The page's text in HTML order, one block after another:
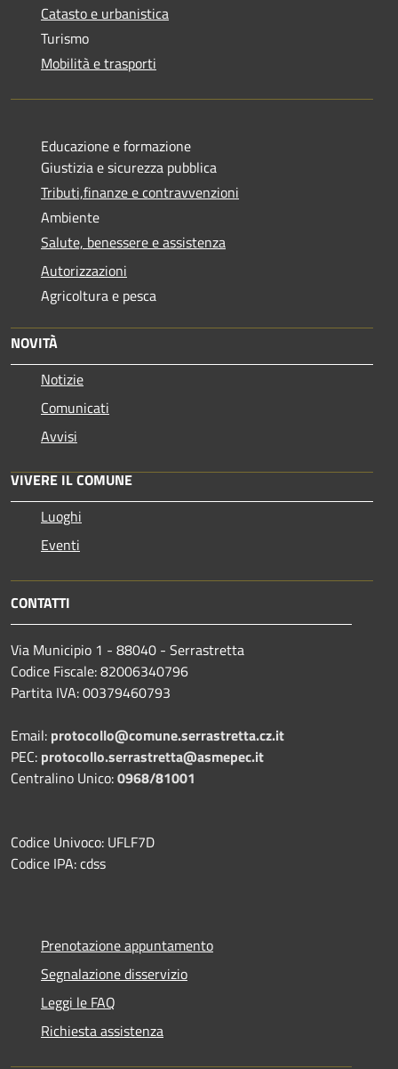
Catasto e urbanistica
Turismo
Mobilità e trasporti
Educazione e formazione
Giustizia e sicurezza pubblica
Tributi,finanze e contravvenzioni
Ambiente
Salute, benessere e assistenza
Autorizzazioni
Agricoltura e pesca
NOVITÀ
Notizie
Comunicati
Avvisi
VIVERE IL COMUNE
Luoghi
Eventi
CONTATTI
Via Municipio 1 - 88040 - Serrastretta
Codice Fiscale: 82006340796
Partita IVA: 00379460793
Email: protocollo@comune.serrastretta.cz.it
PEC: protocollo.serrastretta@asmepec.it
Centralino Unico:0968/81001
Codice Univoco: UFLF7D
Codice IPA: cdss
Prenotazione appuntamento
Segnalazione disservizio
Leggi le FAQ
Richiesta assistenza